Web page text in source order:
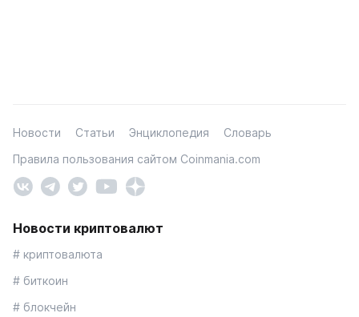
Новости Статьи Энциклопедия
Словарь
Правила пользования сайтом Coinmania.com
Новости криптовалют
# криптовалюта
# биткоин
# блокчейн